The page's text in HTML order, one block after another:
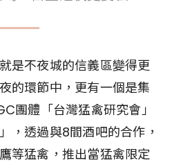
是不夜城的信義區變得更
的環節中，更有一個是集
團體「台灣猛禽研究會」
，透過與8間酒吧的合作，
等猛禽，推出當猛禽限定